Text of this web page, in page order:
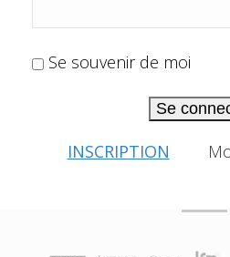
Se souvenir de moi
Se
INSCRIPTION